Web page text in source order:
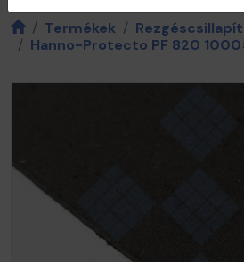
Termékek
Hanno-Protecto PF 820